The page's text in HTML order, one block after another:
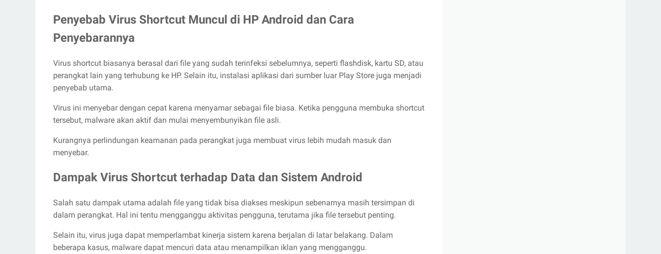
Penyebab Virus Shortcut Muncul di HP Android dan Cara
Penyebarannya
Virus shortcut biasanya berasal dari file yang sudah terinfeksi sebelumnya, seperti flashdisk, kartu SD, atau
perangkat lain yang terhubung ke HP. Selain itu, instalasi aplikasi dari sumber luar Play Store juga menjadi
penyebab utama.
Virus ini menyebar dengan cepat karena menyamar sebagai file biasa. Ketika pengguna membuka shortcut
tersebut, malware akan aktif dan mulai menyembunyikan file asli.
Kurangnya perlindungan keamanan pada perangkat juga membuat virus lebih mudah masuk dan
menyebar.
Dampak Virus Shortcut terhadap Data dan Sistem Android
Salah satu dampak utama adalah file yang tidak bisa diakses meskipun sebenarnya masih tersimpan di
dalam perangkat. Hal ini tentu mengganggu aktivitas pengguna, terutama jika file tersebut penting.
Selain itu, virus juga dapat memperlambat kinerja sistem karena berjalan di latar belakang. Dalam
beberapa kasus, malware dapat mencuri data atau menampilkan iklan yang mengganggu.